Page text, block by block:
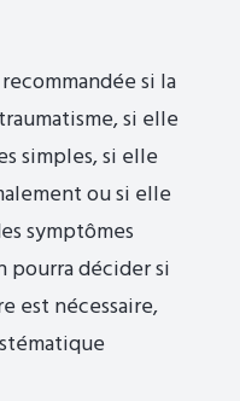
si la
si elle
simples, si elle
ou si elle
symptômes
pourra décider si
est nécessaire,